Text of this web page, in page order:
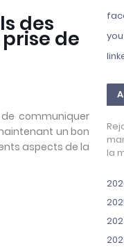
des
de
communiquer
un bon
aspects de la
la